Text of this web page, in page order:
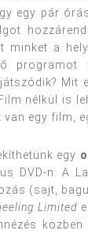
egy pár
minket a
Mit
nélkül is
egy film,
egy
DVD-n. A
(sajt,
Limited